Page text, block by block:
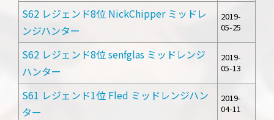
S62 レジェンド8位 NickChipper ミッドレ
ンジハンター
2019-
05-25
S62 レジェンド8位 senfglas ミッドレンジ
ハンター
2019-
05-13
S61 レジェンド1位 Fled ミッドレンジハン
ター
2019-
04-11